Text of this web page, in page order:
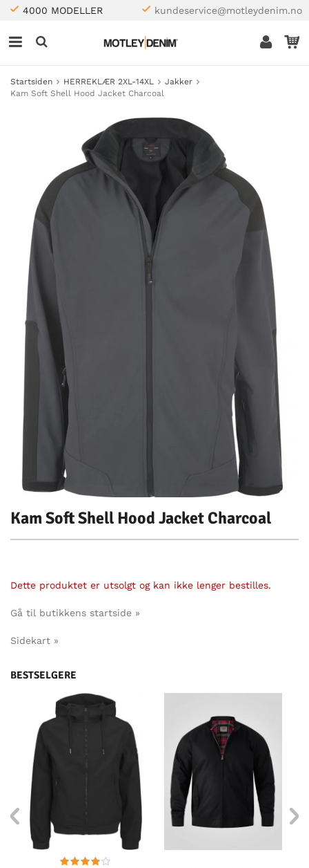
4000 MODELLER kundeservice@motleydenim.no
Startsiden HERREKLÆR 2XL-14XL
Jakker
Kam Soft Shell Hood Jacket Charcoal
Kam Soft Shell Hood Jacket Charcoal
Dette produktet er utsolgt og kan ikke lenger bestilles.
Gå til butikkens startside »
Sidekart »
BESTSELGERE